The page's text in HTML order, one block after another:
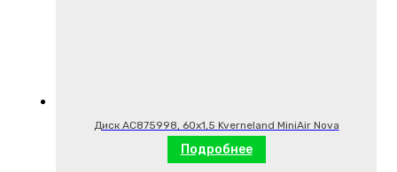
Диск AC875998, 60х1,5 Kverneland MiniAir Nova
Подробнее